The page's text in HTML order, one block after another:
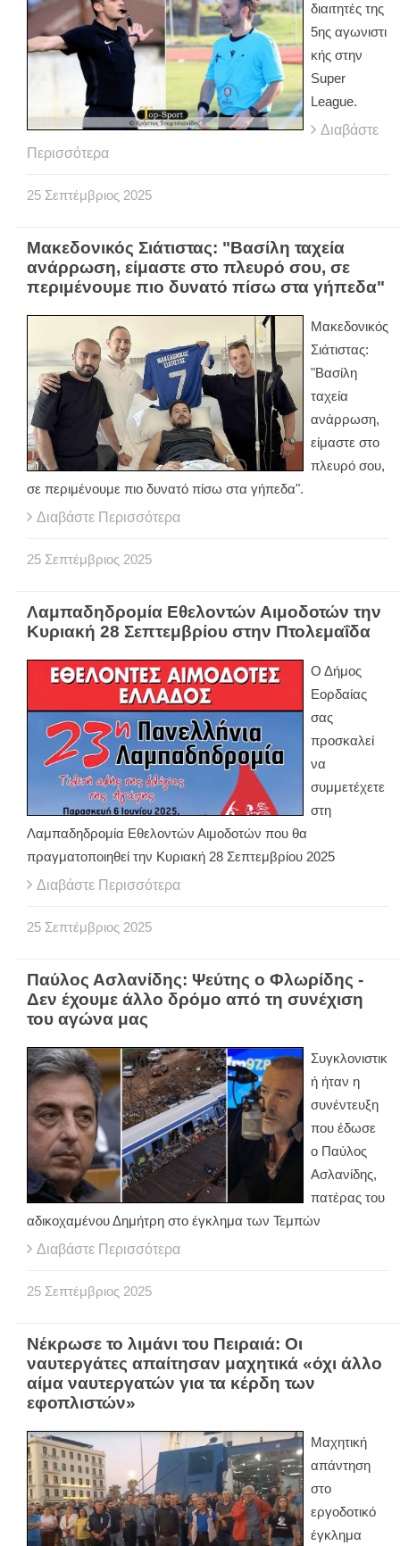
διαιτητές της
5ης αγωνιστι
κής στην
Super
League.
Διαβάστε
Περισσότερα
25 Σεπτέμβριος 2025
Μακεδονικός Σιάτιστας: "Βασίλη ταχεία
ανάρρωση, είμαστε στο πλευρό σου, σε
περιμένουμε πιο δυνατό πίσω στα γήπεδα"
Μακεδονικός
Σιάτιστας:
"Βασίλη
ταχεία
ανάρρωση,
είμαστε στο
πλευρό σου,
σε περιμένουμε πιο δυνατό πίσω στα γήπεδα".
Διαβάστε Περισσότερα
25 Σεπτέμβριος 2025
Λαμπαδηδρομία Εθελοντών Αιμοδοτών την
Κυριακή 28 Σεπτεμβρίου στην Πτολεμαΐδα
Ο Δήμος
Εορδαίας
σας
προσκαλεί
να
συμμετέχετε
στη
Λαμπαδηδρομία Εθελοντών Αιμοδοτών που θα
πραγματοποιηθεί την Κυριακή 28 Σεπτεμβρίου 2025
Διαβάστε Περισσότερα
25 Σεπτέμβριος 2025
Παύλος Ασλανίδης: Ψεύτης ο Φλωρίδης -
Δεν έχουμε άλλο δρόμο από τη συνέχιση
του αγώνα μας
Συγκλονιστικ
ή ήταν η
συνέντευξη
που έδωσε
ο Παύλος
Ασλανίδης,
πατέρας του
αδικοχαμένου Δημήτρη στο έγκλημα των Τεμπών
Διαβάστε Περισσότερα
25 Σεπτέμβριος 2025
Νέκρωσε το λιμάνι του Πειραιά: Οι
ναυτεργάτες απαίτησαν μαχητικά «όχι άλλο
αίμα ναυτεργατών για τα κέρδη των
εφοπλιστών»
Μαχητική
απάντηση
στο
εργοδοτικό
έγκλημα